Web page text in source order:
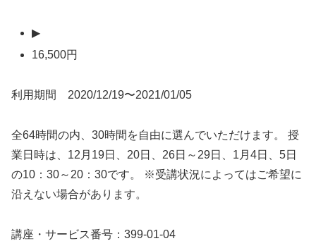
▶
16,500円
利用期間 2020/12/19〜2021/01/05
全64時間の内、30時間を自由に選んでいただけます。 授
業日時は、12月19日、20日、26日～29日、1月4日、5日
の10：30～20：30です。 ※受講状況によってはご希望に
沿えない場合があります。
講座・サービス番号：399-01-04